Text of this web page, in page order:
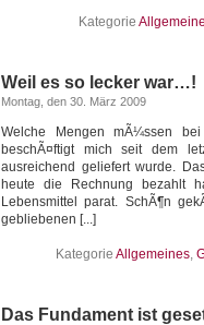
Kategorie
Weil es so lecker war…!
Montag, den 30. März 2009
Welche Mengen mÃ¼ssen
beschÃ¤ftigt mich seit dem
ausreichend geliefert wurde.
heute die Rechnung bezahlt
Lebensmittel parat. SchÃ¶n
gebliebenen [...]
Kategorie Allgemeines,
Das Fundament ist